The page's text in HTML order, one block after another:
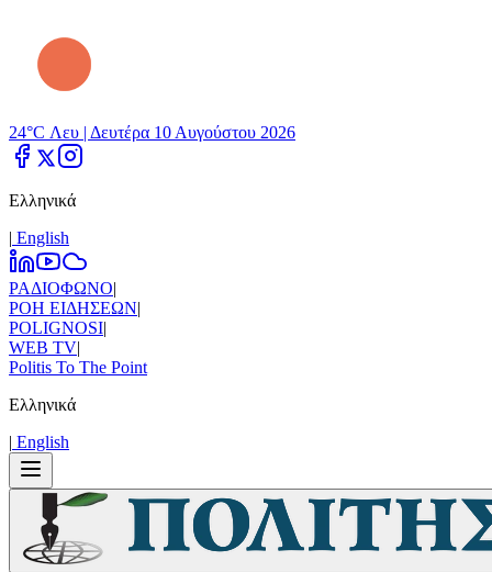
24°C Λευ | Δευτέρα 10 Αυγούστου 2026
Ελληνικά
| Εnglish
ΡΑΔΙΟΦΩΝΟ|
ΡΟΗ ΕΙΔΗΣΕΩΝ|
POLIGNOSI|
WEB TV|
Politis To The Point
Ελληνικά
| Εnglish